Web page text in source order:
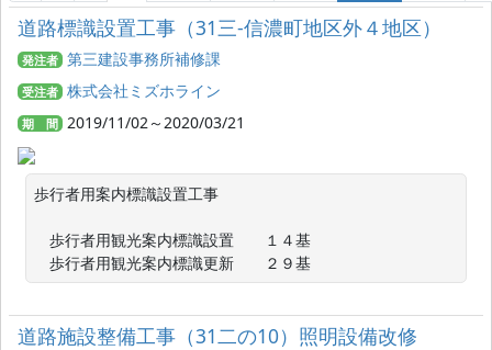
道路標識設置工事（31三-信濃町地区外４地区）
発注者 第三建設事務所補修課
受注者 株式会社ミズホライン
期 間 2019/11/02～2020/03/21
歩行者用案内標識設置工事
歩行者用観光案内標識設置　　１４基
歩行者用観光案内標識更新　　２９基
道路施設整備工事（31二の10）照明設備改修